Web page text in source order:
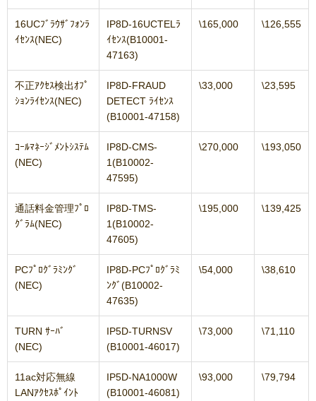
16UCﾌﾞﾗｳｻﾞﾌｫﾝﾗ
ｲｾﾝｽ(NEC)
IP8D-16UCTELﾗ
ｲｾﾝｽ(B10001-
47163)
\165,000 \126,555
不正ｱｸｾｽ検出ｵﾌﾟ
ｼｮﾝﾗｲｾﾝｽ(NEC)
IP8D-FRAUD
DETECT ﾗｲｾﾝｽ
(B10001-47158)
\33,000 \23,595
ｺｰﾙﾏﾈｰｼﾞﾒﾝﾄｼｽﾃﾑ
(NEC)
IP8D-CMS-
1(B10002-
47595)
\270,000 \193,050
通話料金管理ﾌﾟﾛ
ｸﾞﾗﾑ(NEC)
IP8D-TMS-
1(B10002-
47605)
\195,000 \139,425
PCﾌﾟﾛｸﾞﾗﾐﾝｸﾞ
(NEC)
IP8D-PCﾌﾟﾛｸﾞﾗﾐ
ﾝｸﾞ(B10002-
47635)
\54,000 \38,610
TURN ｻｰﾊﾞ
(NEC)
IP5D-TURNSV
(B10001-46017)
\73,000 \71,110
11ac対応無線
LANｱｸｾｽﾎﾟｲﾝﾄ
IP5D-NA1000W
(B10001-46081)
\93,000 \79,794